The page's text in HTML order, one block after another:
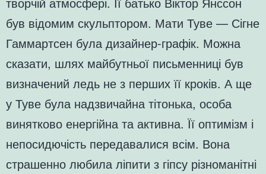
був відомим скульптором. Мати Туве — Сігне
Гаммартсен була дизайнер-графік. Можна
сказати, шлях майбутньої письменниці був
визначений ледь не з перших її кроків. А ще
у Туве була надзвичайна тітонька, особа
винятково енергійна та активна. Її оптимізм і
непосидючість передавалися всім. Вона
страшенно любила ліпити з гіпсу різноманітні